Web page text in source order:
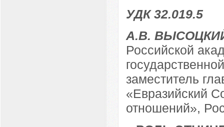
УДК 32.019.5
А.В.
Российской
заместитель
«Евразийский
отношений»,